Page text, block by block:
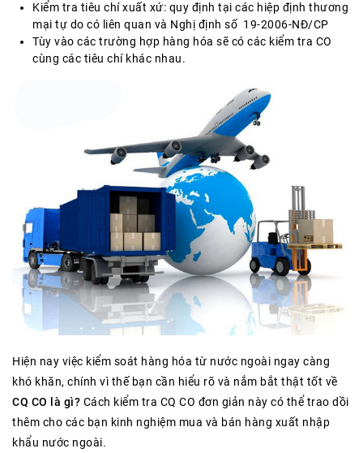
Kiểm tra tiêu chí xuất xứ: quy định tại các hiệp định thương
mại tự do có liên quan và Nghị định số 19-2006-NĐ/CP
Tùy vào các trường hợp hàng hóa sẽ có các kiểm tra CO
cùng các tiêu chí khác nhau.
Hiện nay việc kiểm soát hàng hóa từ nước ngoài ngay càng
khó khăn, chính vì thế bạn cần hiểu rõ và nắm bắt thật tốt về
CQ CO là gì? Cách kiểm tra CQ CO đơn giản này có thể trao dồi
thêm cho các bạn kinh nghiệm mua và bán hàng xuất nhập
khẩu nước ngoài.